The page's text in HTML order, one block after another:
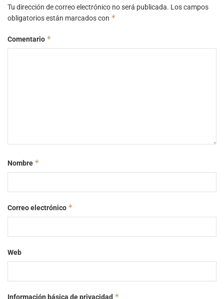
Tu dirección de correo electrónico no será publicada. Los campos
obligatorios están marcados con *
Comentario *
Nombre *
Correo electrónico *
Web
Información básica de privacidad *